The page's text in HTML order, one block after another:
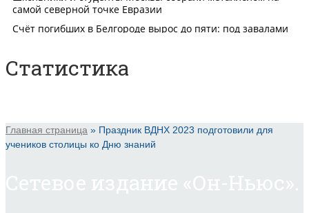
Статистика
Главная страница » Праздник ВДНХ 2023 подготовили для
учеников столицы ко Дню знаний